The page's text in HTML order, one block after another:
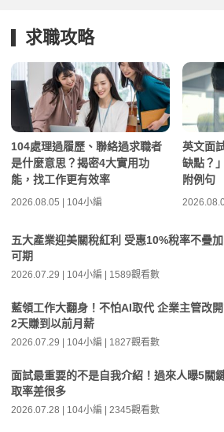
求職攻略
104處理過履歷、聯絡過求職者
是什麼意思？揭密4大實用功
能，找工作更有效率
2026.08.05 | 104小編
英文面
缺點？
附例句
五大產業迎美關稅紅利 受惠10%稅率不疊
可期
2026.07.29 | 104小編 | 1589觀看數
藍領工作大翻身！不怕AI取代 企業主管改
2天賺到以前月薪
2026.07.29 | 104小編 | 1827觀看數
面試最重要的不是自我介紹！過來人曝5關
取率差很多
2026.07.28 | 104小編 | 2345觀看數